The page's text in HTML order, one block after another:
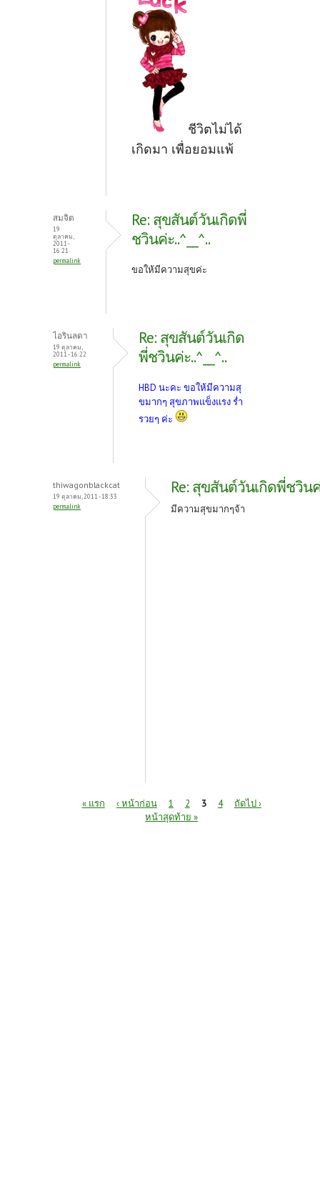
ชีวิตไม่ได้
เกิดมา เพื่อยอมแพ้
สมจิต
19
ตุลาคม,
2011 -
16:21
permalink
Re: สุขสันต์วันเกิดพี่
ชวินค่ะ..^__^..
ขอให้มีความสุขค่ะ
ไอรินลดา
19 ตุลาคม,
2011 - 16:22
permalink
Re: สุขสันต์วันเกิด
พี่ชวินค่ะ..^__^..
HBD นะคะ ขอให้มีความสุ
ขมากๆ สุขภาพแข็งแรง ร่ำ
รวยๆ ค่ะ
thiwagonblackcat
19 ตุลาคม, 2011 - 18:33
permalink
Re: สุขสันต์วันเกิดพี่ชวินค่
มีความสุขมากๆจ้า
« แรก ‹ หน้าก่อน 1 2 3 4
ถัดไป ›
หน้าสุดท้าย »